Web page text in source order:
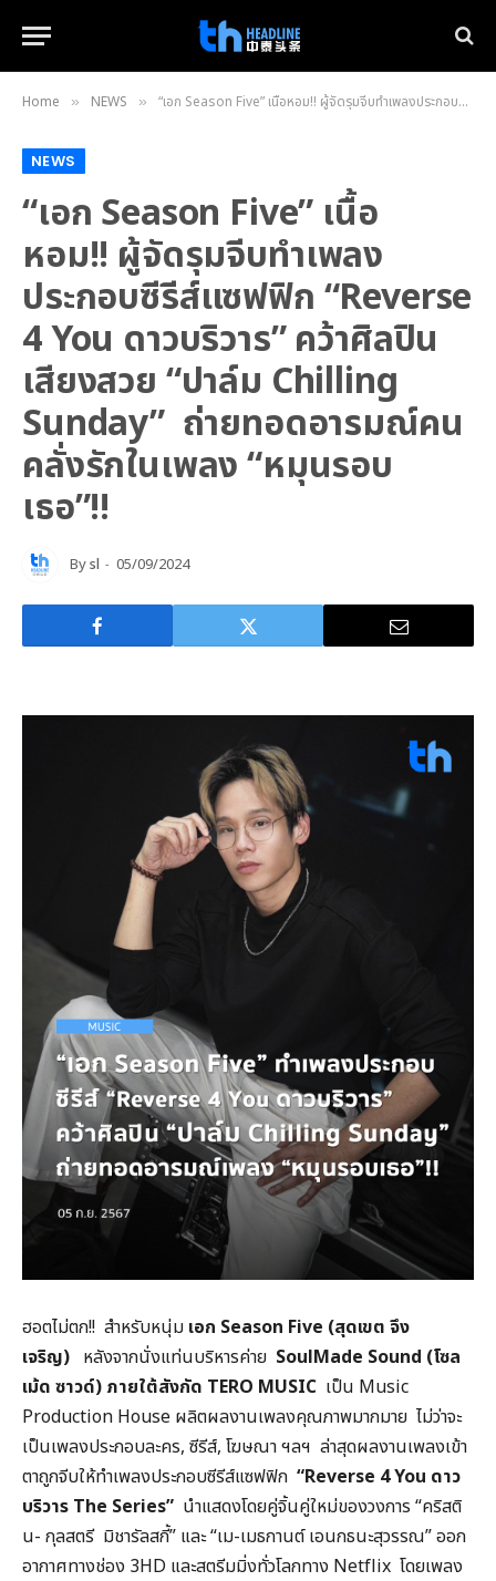
Home » NEWS » “เอก Season Five” เนื้อหอม!! ผู้จัดรุมจีบทำเพลงประกอบซีรีส์แซฟฟิก “Reverse 4 You ดาวบริวาร” คว้าศิลปินเสียงสวย “ปาล์ม Chilling Sunday” ถ่ายทอดอารมณ์คนคลั่งรักในเพลง “หมุนรอบเธอ”!!
NEWS
“เอก Season Five” เนื้อ
หอม!! ผู้จัดรุมจีบทำเพลง
ประกอบซีรีส์แซฟฟิก “Reverse
4 You ดาวบริวาร” คว้าศิลปิน
เสียงสวย “ปาล์ม Chilling
Sunday” ถ่ายทอดอารมณ์คน
คลั่งรักในเพลง “หมุนรอบ
เธอ”!!
Bysl 05/09/2024
ฮอตไม่ตก!! สำหรับหนุ่ม เอก Season Five (สุดเขต จึง
เจริญ) หลังจากนั่งแท่นบริหารค่าย SoulMade Sound (โซล
เม้ด ซาวด์) ภายใต้สังกัด TERO MUSIC เป็น Music
Production House ผลิตผลงานเพลงคุณภาพมากมาย ไม่ว่าจะ
เป็นเพลงประกอบละคร, ซีรีส์, โฆษณา ฯลฯ ล่าสุดผลงานเพลงเข้า
ตาถูกจีบให้ทำเพลงประกอบซีรีส์แซฟฟิก “Reverse 4 You ดาว
บริวาร The Series” นำแสดงโดยคู่จิ้นคู่ใหม่ของวงการ “คริสติ
น- กุลสตรี มิชารัลสกี้” และ “เม-เมธกานต์ เอนกธนะสุวรรณ” ออก
อากาศทางช่อง 3HD และสตรีมมิ่งทั่วโลกทาง Netflix โดยเพลง